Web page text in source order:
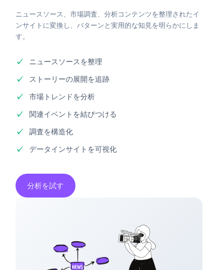
ニュースソース、市場調査、分析コンテンツを整理されたイ
ンサイトに変換し、パターンと実用的な知見を明らかにしま
す。
ニュースソースを整理
ストーリーの展開を追跡
市場トレンドを分析
関連イベントを結びつける
調査を構造化
データインサイトを可視化
分析を試す